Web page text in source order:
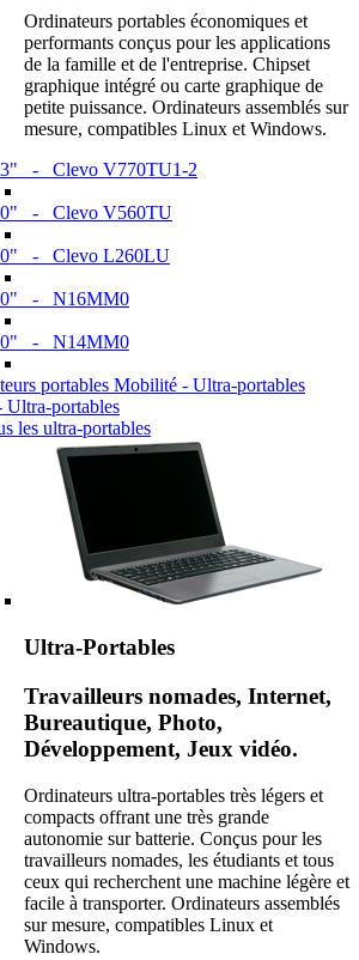
Ordinateurs portables économiques et
performants conçus pour les applications
de la famille et de l'entreprise. Chipset
graphique intégré ou carte graphique de
petite puissance. Ordinateurs assemblés sur
mesure, compatibles Linux et Windows.
- Clevo V770TU1-2
- Clevo V560TU
- Clevo L260LU
- N16MM0
- N14MM0
portables
les ultra-portables
Ultra-Portables
Travailleurs nomades, Internet,
Bureautique, Photo,
Développement, Jeux vidéo.
Ordinateurs ultra-portables très légers et
compacts offrant une très grande
autonomie sur batterie. Conçus pour les
travailleurs nomades, les étudiants et tous
ceux qui recherchent une machine légère et
facile à transporter. Ordinateurs assemblés
sur mesure, compatibles Linux et
Windows.